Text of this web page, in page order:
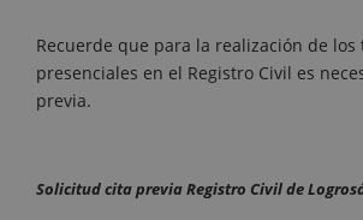
Recuerde que para la realización de los
presenciales en el Registro Civil es
previa.
Solicitud cita previa Registro Civil de